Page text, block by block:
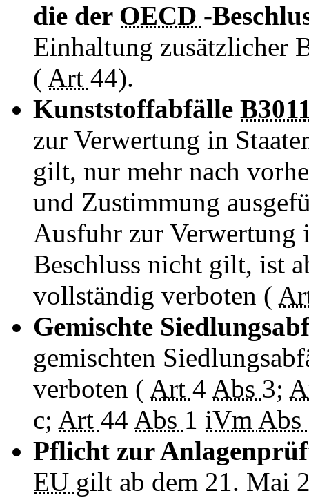
die der OECD -
Einhaltung zusätzlicher
( Art 44).
Kunststoffabfälle
zur Verwertung in
gilt, nur mehr nach
und Zustimmung
Ausfuhr zur Verwertung
Beschluss nicht gilt, ist
vollständig verboten (
Gemischte
gemischten
verboten ( Art 4 Abs 3;
c; Art 44 Abs 1 iVm Abs
Pflicht zur
EU gilt ab dem 21. Mai